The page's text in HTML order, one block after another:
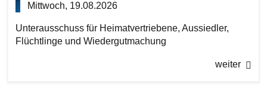
Mittwoch, 19.08.2026
Unterausschuss für Heimatvertriebene, Aussiedler,
Flüchtlinge und Wiedergutmachung
weiter